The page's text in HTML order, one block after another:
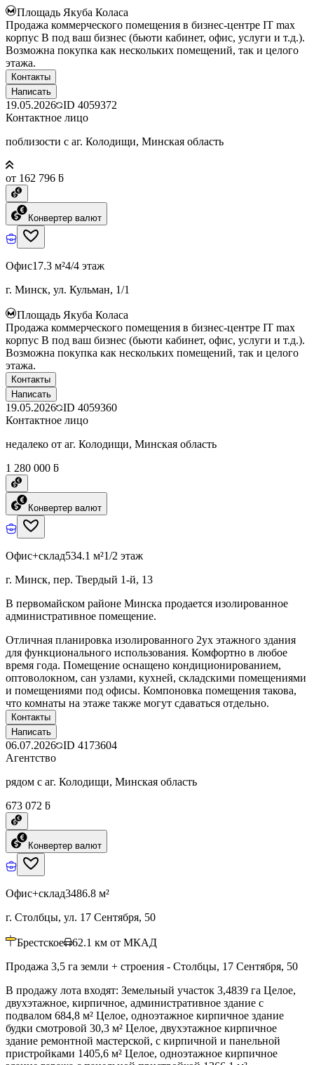
Площадь Якуба Коласа
Продажа коммерческого помещения в бизнес-центре IT max
корпус B под ваш бизнес (бьюти кабинет, офис, услуги и т.д.).
Возможна покупка как нескольких помещений, так и целого
этажа.
Контакты
Написать
19.05.2026 ID 4059372
Контактное лицо
поблизости с аг. Колодищи, Минская область
от 162 796 ƃ
Конвертер валют
Офис17.3 м²4/4 этаж
г. Минск, ул. Кульман, 1/1
Площадь Якуба Коласа
Продажа коммерческого помещения в бизнес-центре IT max
корпус B под ваш бизнес (бьюти кабинет, офис, услуги и т.д.).
Возможна покупка как нескольких помещений, так и целого
этажа.
Контакты
Написать
19.05.2026 ID 4059360
Контактное лицо
недалеко от аг. Колодищи, Минская область
1 280 000 ƃ
Конвертер валют
Офис+склад534.1 м²1/2 этаж
г. Минск, пер. Твердый 1-й, 13
В первомайском районе Минска продается изолированное
административное помещение.
Отличная планировка изолированного 2ух этажного здания
для функционального использования. Комфортно в любое
время года. Помещение оснащено кондиционированием,
оптоволокном, сан узлами, кухней, складскими помещениями
и помещениями под офисы. Компоновка помещения такова,
что комнаты на этаже также могут сдаваться отдельно.
Контакты
Написать
06.07.2026 ID 4173604
Агентство
рядом с аг. Колодищи, Минская область
673 072 ƃ
Конвертер валют
Офис+склад3486.8 м²
г. Столбцы, ул. 17 Сентября, 50
Брестское 62.1 км от МКАД
Продажа 3,5 га земли + строения - Столбцы, 17 Сентября, 50
В продажу лота входят: Земельный участок 3,4839 га Целое,
двухэтажное, кирпичное, административное здание с
подвалом 684,8 м² Целое, одноэтажное кирпичное здание
будки смотровой 30,3 м² Целое, двухэтажное кирпичное
здание ремонтной мастерской, с кирпичной и панельной
пристройками 1405,6 м² Целое, одноэтажное кирпичное